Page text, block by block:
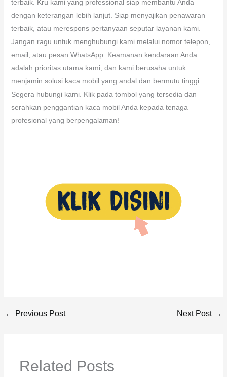
terbaik. Kru kami yang professional siap membantu Anda
dengan keterangan lebih lanjut. Siap menyajikan penawaran
terbaik, atau merespons pertanyaan seputar layanan kami.
Jangan ragu untuk menghubungi kami melalui nomor telepon,
email, atau pesan WhatsApp. Keamanan kendaraan Anda
adalah prioritas utama kami, dan kami berusaha untuk
menjamin solusi kaca mobil yang andal dan bermutu tinggi.
Segera hubungi kami. Klik pada tombol yang tersedia dan
serahkan penggantian kaca mobil Anda kepada tenaga
profesional yang berpengalaman!
← Previous Post Next Post →
Related Posts